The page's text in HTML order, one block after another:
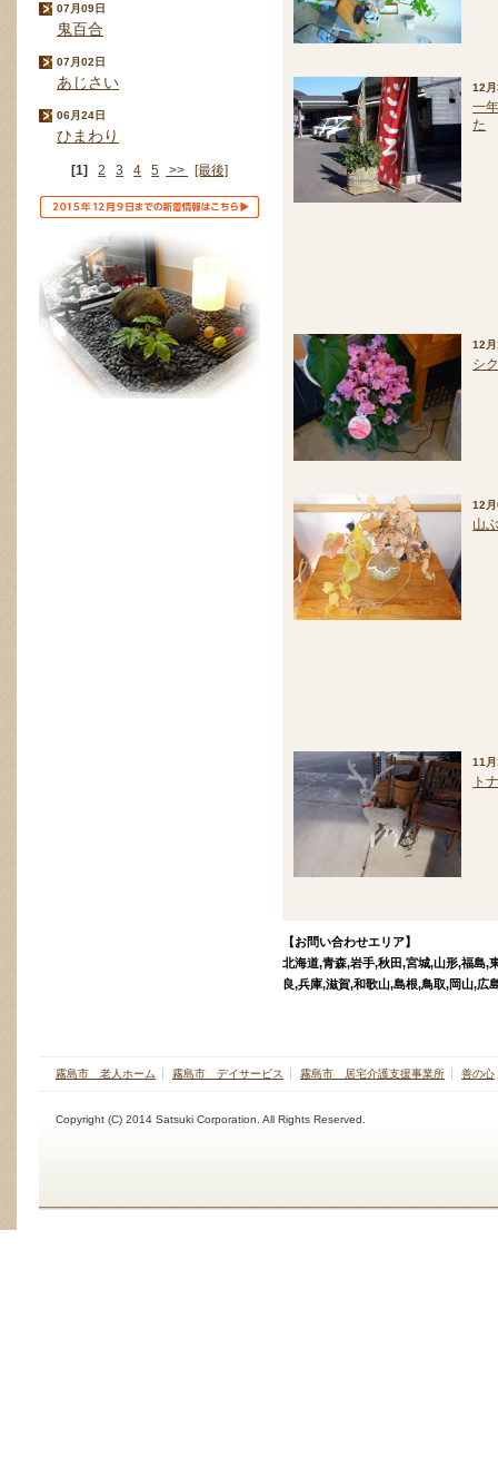
07月09日
鬼百合
07月02日
あじさい
06月24日
ひまわり
[1] 2 3 4 5 >> [最後]
12
一
た
12
シ
12
山
11
ト
【お問い合わせエリア】
北海道,青森,岩手,秋田,宮城,山形,福島,
良,兵庫,滋賀,和歌山,島根,鳥取,岡山,広
霧島市 老人ホーム 霧島市 デイサービス 霧島市 居宅介護支援事業所 善の心
Copyright (C) 2014 Satsuki Corporation. All Rights Reserved.